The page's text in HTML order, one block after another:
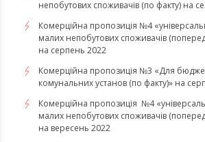
непобутових споживачів (по факту) на
Комерційна пропозиція №4
малих непобутових споживачів
на серпень 2022
Комерційна пропозиція №3 «Для
комунальних установ (по факту)» на
Комерційна пропозиція №4
малих непобутових споживачів
на вересень 2022